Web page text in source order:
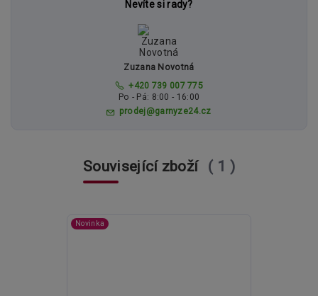
Nevíte si rady?
Zuzana Novotná
+420 739 007 775
Po - Pá: 8:00 - 16:00
prodej@garnyze24.cz
Související zboží 1
Novinka